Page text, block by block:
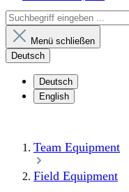
Menü schließen
Deutsch
Deutsch
English
Team Equipment
Field Equipment